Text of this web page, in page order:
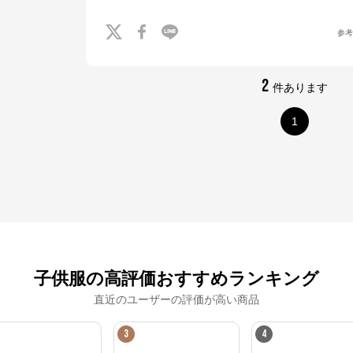
参
2 件あります
1
子供服の高評価おすすめランキング
直近のユーザーの評価が高い商品
3 4